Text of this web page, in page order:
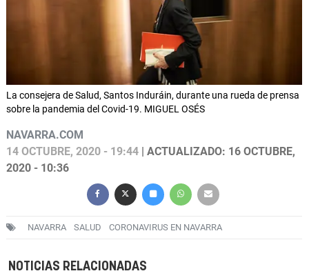
La consejera de Salud, Santos Induráin, durante una rueda de prensa
sobre la pandemia del Covid-19. MIGUEL OSÉS
NAVARRA.COM
14 OCTUBRE, 2020 - 19:44 | ACTUALIZADO: 16 OCTUBRE,
2020 - 10:36
NAVARRA SALUD CORONAVIRUS EN NAVARRA
NOTICIAS RELACIONADAS